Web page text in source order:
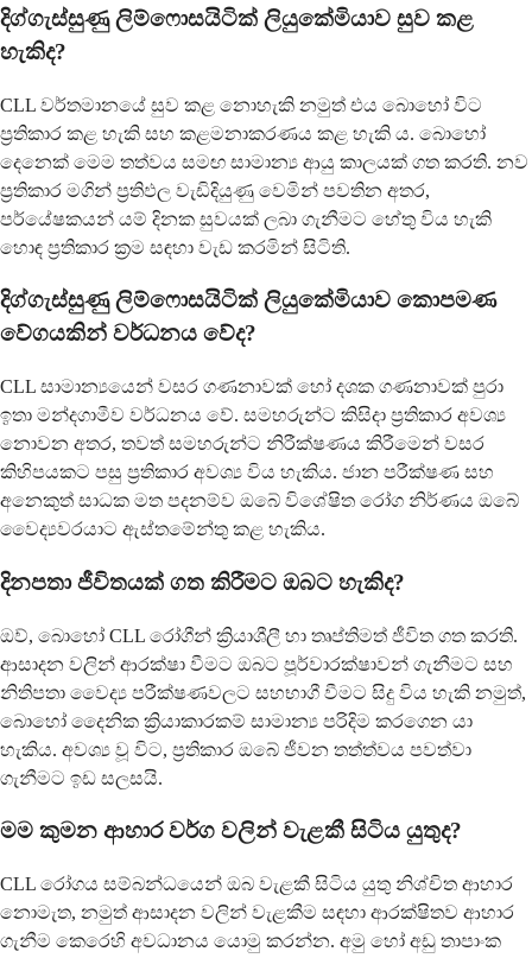
දිග්ගැස්සුණු ලිම්ෆොසයිටික් ලියුකේමියාව සුව කළ
හැකිද?
CLL වර්තමානයේ සුව කළ නොහැකි නමුත් එය බොහෝ විට
ප්‍රතිකාර කළ හැකි සහ කළමනාකරණය කළ හැකි ය. බොහෝ
දෙනෙක් මෙම තත්වය සමඟ සාමාන්‍ය ආයු කාලයක් ගත කරති. නව
ප්‍රතිකාර මගින් ප්‍රතිඵල වැඩිදියුණු වෙමින් පවතින අතර,
පර්යේෂකයන් යම් දිනක සුවයක් ලබා ගැනීමට හේතු විය හැකි
හොඳ ප්‍රතිකාර ක්‍රම සඳහා වැඩ කරමින් සිටිති.
දිග්ගැස්සුණු ලිම්ෆොසයිටික් ලියුකේමියාව කොපමණ
වේගයකින් වර්ධනය වේද?
CLL සාමාන්‍යයෙන් වසර ගණනාවක් හෝ දශක ගණනාවක් පුරා
ඉතා මන්දගාමීව වර්ධනය වේ. සමහරුන්ට කිසිදා ප්‍රතිකාර අවශ්‍ය
නොවන අතර, තවත් සමහරුන්ට නිරීක්ෂණය කිරීමෙන් වසර
කිහිපයකට පසු ප්‍රතිකාර අවශ්‍ය විය හැකිය. ජාන පරීක්ෂණ සහ
අනෙකුත් සාධක මත පදනම්ව ඔබේ විශේෂිත රෝග නිර්ණය ඔබේ
වෛද්‍යවරයාට ඇස්තමේන්තු කළ හැකිය.
දිනපතා ජීවිතයක් ගත කිරීමට ඔබට හැකිද?
ඔව්, බොහෝ CLL රෝගීන් ක්‍රියාශීලී හා තෘප්තිමත් ජීවිත ගත කරති.
ආසාදන වලින් ආරක්ෂා වීමට ඔබට පූර්වාරක්ෂාවන් ගැනීමට සහ
නිතිපතා වෛද්‍ය පරීක්ෂණවලට සහභාගී වීමට සිදු විය හැකි නමුත්,
බොහෝ දෛනික ක්‍රියාකාරකම් සාමාන්‍ය පරිදිම කරගෙන යා
හැකිය. අවශ්‍ය වූ විට, ප්‍රතිකාර ඔබේ ජීවන තත්ත්වය පවත්වා
ගැනීමට ඉඩ සලසයි.
මම කුමන ආහාර වර්ග වලින් වැළකී සිටිය යුතුද?
CLL රෝගය සම්බන්ධයෙන් ඔබ වැළකී සිටිය යුතු නිශ්චිත ආහාර
නොමැත, නමුත් ආසාදන වලින් වැළකීම සඳහා ආරක්ෂිතව ආහාර
ගැනීම කෙරෙහි අවධානය යොමු කරන්න. අමු හෝ අඩු තාපාංක